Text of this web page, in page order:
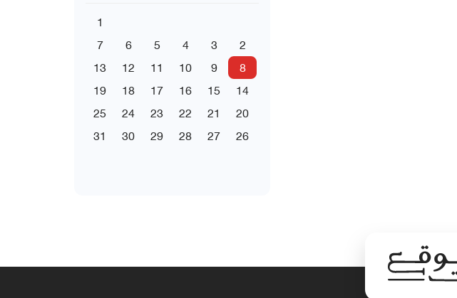
1
2
3
4
5
6
7
8
9
10
11
12
13
14
15
16
17
18
19
20
21
22
23
24
25
26
27
28
29
30
31